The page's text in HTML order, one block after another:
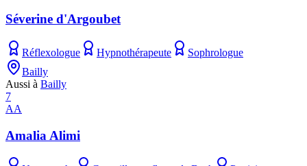
Séverine d'Argoubet
Réflexologue Hypnothérapeute
Sophrologue
Bailly
Aussi à Bailly
7
AA
Amalia Alimi